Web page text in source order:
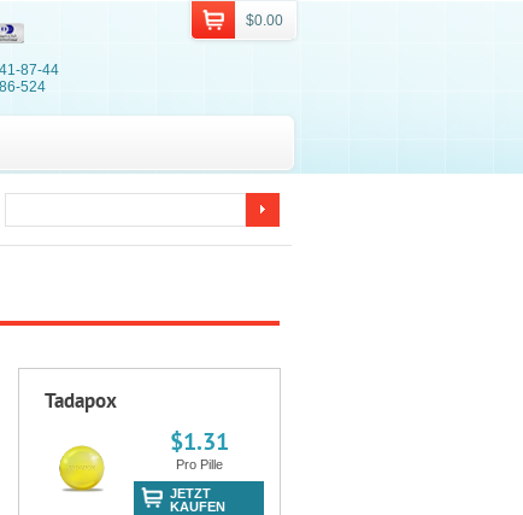
$0.00
87-44
524
Tadapox
$1.31
Pro Pille
JETZT
KAUFEN